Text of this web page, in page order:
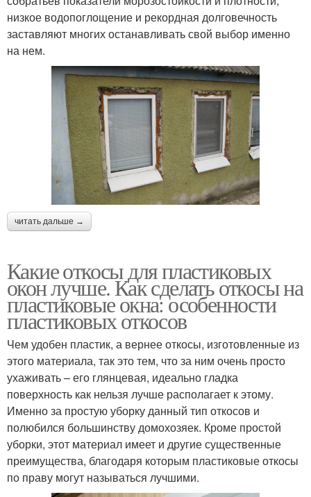
низкое водопоглощение и рекордная долговечность
заставляют многих останавливать свой выбор именно
на нем.
читать дальше →
Какие откосы для пластиковых
окон лучше. Как сделать откосы на
пластиковые окна: особенности
пластиковых откосов
Чем удобен пластик, а вернее откосы, изготовленные из
этого материала, так это тем, что за ним очень просто
ухаживать – его глянцевая, идеально гладка
поверхность как нельзя лучше располагает к этому.
Именно за простую уборку данный тип откосов и
полюбился большинству домохозяек. Кроме простой
уборки, этот материал имеет и другие существенные
преимущества, благодаря которым пластиковые откосы
по праву могут называться лучшими.